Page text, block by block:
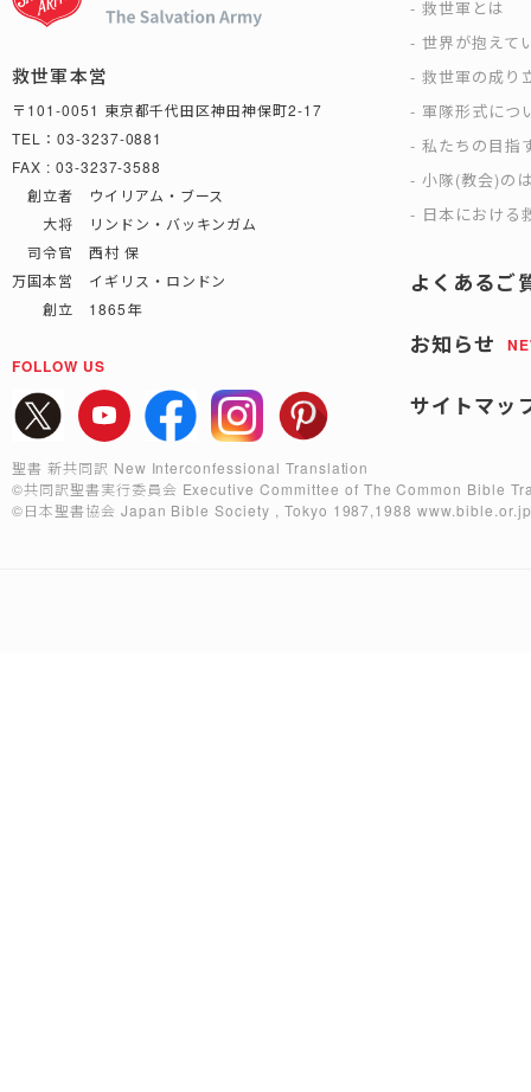
救世軍本営
〒101-0051 東京都千代田区神田神保町2-17
TEL：03-3237-0881
FAX : 03-3237-3588
創立者 ウイリアム・ブース
大将 リンドン・バッキンガム
司令官 西村 保
万国本営 イギリス・ロンドン
創立 1865年
FOLLOW US
救世軍とは
世界が抱えて
救世軍の成り
軍隊形式につ
私たちの目指
小隊(教会)の
日本における
よくあるご
お知らせ
サイトマッ
聖書 新共同訳 New Interconfessional Translation
©共同訳聖書実行委員会 Executive Committee of The Common Bible
©日本聖書協会 Japan Bible Society , Tokyo 1987,1988www.bible.or.jp